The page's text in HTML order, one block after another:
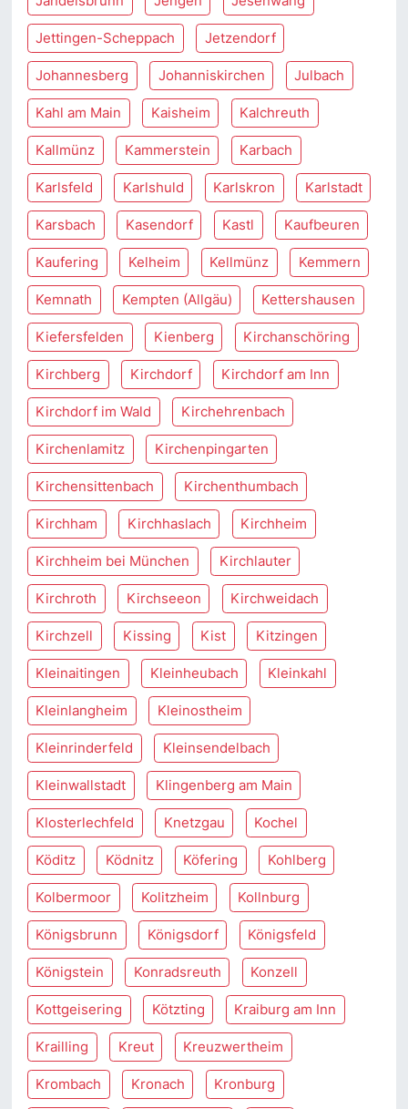
Jettingen-Scheppach Jetzendorf
Johannesberg Johanniskirchen Julbach
Kahl am Main Kaisheim Kalchreuth
Kallmünz Kammerstein Karbach
Karlsfeld Karlshuld Karlskron Karlstadt
Karsbach Kasendorf Kastl Kaufbeuren
Kaufering Kelheim Kellmünz Kemmern
Kemnath Kempten (Allgäu) Kettershausen
Kiefersfelden Kienberg Kirchanschöring
Kirchberg Kirchdorf Kirchdorf am Inn
Kirchdorf im Wald Kirchehrenbach
Kirchenlamitz Kirchenpingarten
Kirchensittenbach Kirchenthumbach
Kirchham Kirchhaslach Kirchheim
Kirchheim bei München Kirchlauter
Kirchroth Kirchseeon Kirchweidach
Kirchzell Kissing Kist Kitzingen
Kleinaitingen Kleinheubach Kleinkahl
Kleinlangheim Kleinostheim
Kleinrinderfeld Kleinsendelbach
Kleinwallstadt Klingenberg am Main
Klosterlechfeld Knetzgau Kochel
Köditz Ködnitz Köfering Kohlberg
Kolbermoor Kolitzheim Kollnburg
Königsbrunn Königsdorf Königsfeld
Königstein Konradsreuth Konzell
Kottgeisering Kötzting Kraiburg am Inn
Krailling Kreut Kreuzwertheim
Krombach Kronach Kronburg